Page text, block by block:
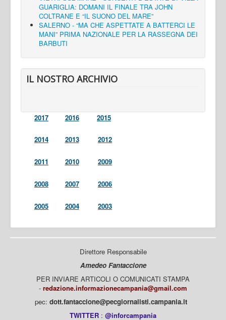
GUARIGLIA: DOMANI IL FINALE TRA JOHN
COLTRANE E “IL SUONO DEL MARE”
SALERNO - “MA CHE ASPETTATE A BATTERCI LE
MANI” PRIMA NAZIONALE PER LA RASSEGNA DEI
BARBUTI
IL NOSTRO ARCHIVIO
2017 2016 2015
2014 2013 2012
2011 2010 2009
2008 2007 2006
2005 2004 2003
Direttore Responsabile
Amedeo Fantaccione
PER INVIARE ARTICOLI O COMUNICATI STAMPA
- redazione.informazionecampania@gmail.com
pec: dott.fantaccione@pecgiornalisti.campania.it
TWITTER : @inforcampania